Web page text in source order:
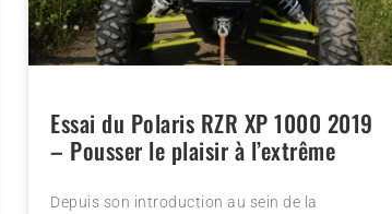
Essai du Polaris RZR XP 1000 2019
– Pousser le plaisir à l’extrême
Depuis son introduction au sein de la